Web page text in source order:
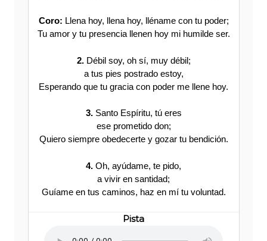
Coro: Llena hoy, llena hoy, lléname con tu poder;
Tu amor y tu presencia llenen hoy mi humilde ser.
2.Débil soy, oh sí, muy débil;
a tus pies postrado estoy,
Esperando que tu gracia con poder me llene hoy.
3.Santo Espíritu, tú eres
ese prometido don;
Quiero siempre obedecerte y gozar tu bendición.
4. Oh, ayúdame, te pido,
a vivir en santidad;
Guíame en tus caminos, haz en mí tu voluntad.
Pista